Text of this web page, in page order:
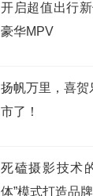
开启超值出行
豪华MPV
扬帆万里，喜贺
市了！
死磕摄影技术
体”模式打造品